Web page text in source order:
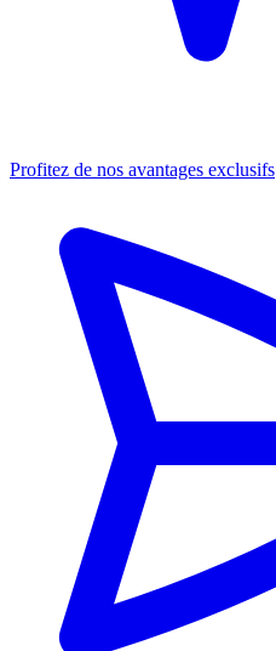
Profitez de nos avantages exclusifs